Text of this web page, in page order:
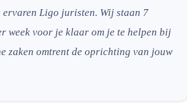
ervaren Ligo juristen. Wij staan 7
week voor je klaar om je te helpen bij
zaken omtrent de oprichting van jouw